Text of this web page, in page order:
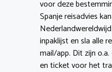
voor deze
Spanje reisadvies
inpaklijst en sla alle
mail/app. Dit zijn
en ticket voor het